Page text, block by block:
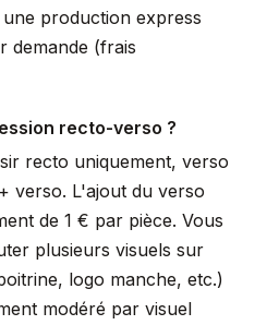
production express
demande (frais
recto-verso ?
recto uniquement, verso
verso. L'ajout du verso
de 1 € par pièce. Vous
plusieurs visuels sur
logo manche, etc.)
modéré par visuel